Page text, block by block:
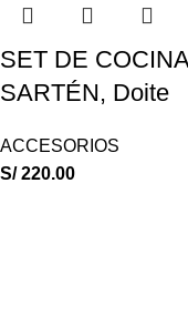
SET DE
SARTÉN, Doite
ACCESORIOS
S/220.00